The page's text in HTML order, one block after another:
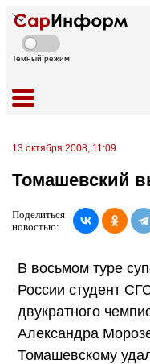
Темный режим
13 октября 2008, 11:09
Томашевский
Поделиться
новостью:
В восьмом туре
России студент
двукратного
Александра
Томашевскому